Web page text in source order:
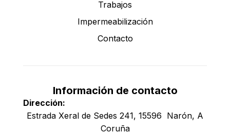
Trabajos
Impermeabilización
Contacto
Información de contacto
Dirección:
Estrada Xeral de Sedes 241, 15596 Narón, A
Coruña